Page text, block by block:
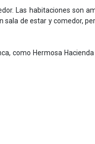
Las habitaciones son
sala de estar y comedor,
como Hermosa